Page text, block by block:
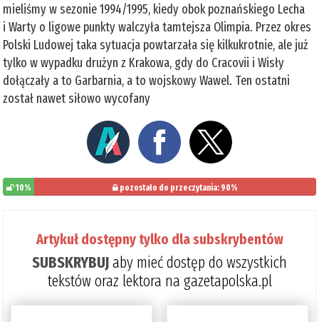
mieliśmy w sezonie 1994/1995, kiedy obok poznańskiego Lecha
i Warty o ligowe punkty walczyła tamtejsza Olimpia. Przez okres
Polski Ludowej taka sytuacja powtarzała się kilkukrotnie, ale już
tylko w wypadku drużyn z Krakowa, gdy do Cracovii i Wisły
dołączały a to Garbarnia, a to wojskowy Wawel. Ten ostatni
został nawet siłowo wycofany
10% pozostało do przeczytania: 90%
Artykuł dostępny tylko dla subskrybentów
SUBSKRYBUJaby mieć dostęp do wszystkich
tekstów oraz lektora na gazetapolska.pl